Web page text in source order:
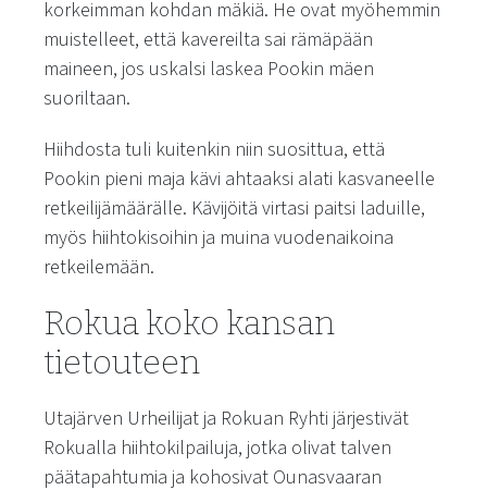
korkeimman kohdan mäkiä. He ovat myöhemmin
muistelleet, että kavereilta sai rämäpään
maineen, jos uskalsi laskea Pookin mäen
suoriltaan.
Hiihdosta tuli kuitenkin niin suosittua, että
Pookin pieni maja kävi ahtaaksi alati kasvaneelle
retkeilijämäärälle. Kävijöitä virtasi paitsi laduille,
myös hiihtokisoihin ja muina vuodenaikoina
retkeilemään.
Rokua koko kansan
tietouteen
Utajärven Urheilijat ja Rokuan Ryhti järjestivät
Rokualla hiihtokilpailuja, jotka olivat talven
päätapahtumia ja kohosivat Ounasvaaran